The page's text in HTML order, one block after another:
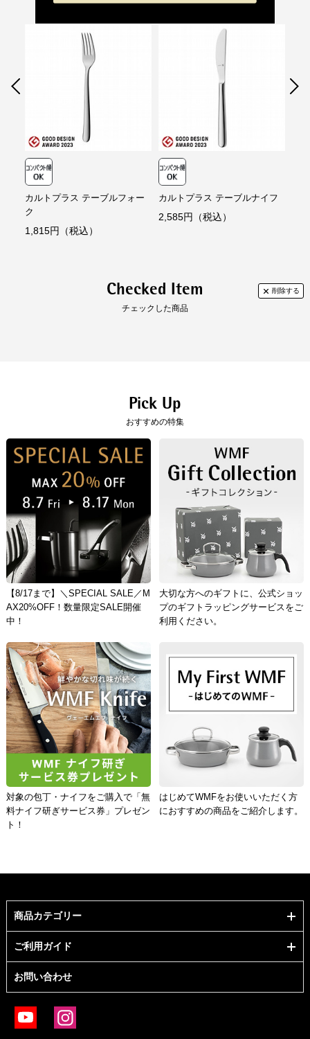
セブンイレブン、ローソン、
デイリーヤマザキ、セイ
ご注文金額に応じて手数料が異なります。
日常使いに喜ばれる WMF カトラリーは、ユニークなデザインと最高の品質
を兼ね備えています。各アイテムは、快適で人間工学に基づいた感触を提供
し、すべての手に完全にフィットします。
定格、製品仕様）
こちらもおすすめ
カルトプラス テーブルフォー
ク
1,815円（税込）
カルトプラス テーブルナイフ
2,585円（税込）
Checked Item
チェックした商品
Pick Up
おすすめの特集
【8/17まで】＼SPECIAL SALE／M
AX20%OFF！数量限定SALE開催
中！
大切な方へのギフトに、公式ショッ
プのギフトラッピングサービスをご
利用ください。
対象の包丁・ナイフをご購入で「無
料ナイフ研ぎサービス券」プレゼン
ト！
はじめてWMFをお使いいただく方
におすすめの商品をご紹介します。
商品カテゴリー
ご利用ガイド
お問い合わせ